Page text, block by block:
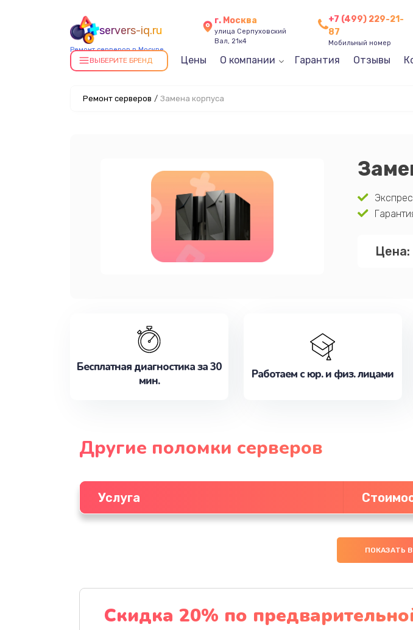
servers-iq.ru
Ремонт серверов в Москве
г. Москва
улица Серпуховский
Вал, 21к4
+7 (499) 229-21-
87
Мобильный номер
ВЫБЕРИТЕ БРЕНД Цены О компании Гарантия Отзывы
Ремонт серверов / Замена корпуса
Цена:
Бесплатная диагностика за 30
мин.
Работаем с юр. и физ. лицами
Другие поломки серверов
Услуга
ПОКАЗАТЬ
Скидка 20% по